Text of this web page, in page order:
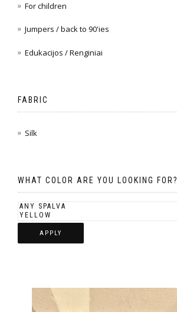
For children
Jumpers / back to 90'ies
Edukacijos / Renginiai
FABRIC
Silk
WHAT COLOR ARE YOU LOOKING FOR?
APPLY